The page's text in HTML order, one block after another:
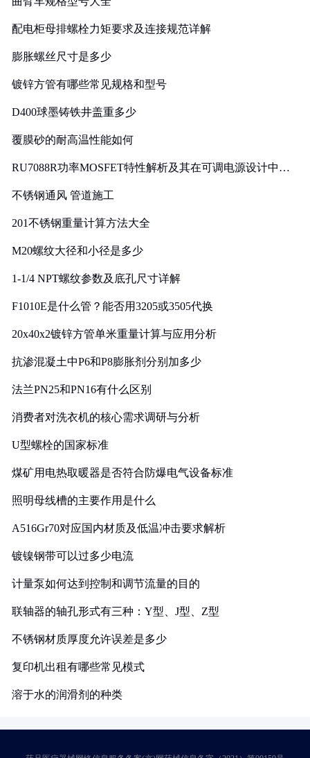
配电柜母排螺栓力矩要求及连接规范详解
膨胀螺丝尺寸是多少
镀锌方管有哪些常见规格和型号
D400球墨铸铁井盖重多少
覆膜砂的耐高温性能如何
RU7088R功率MOSFET特性解析及其在可调电源设计中的
不锈钢通风 管道施工
201不锈钢重量计算方法大全
M20螺纹大径和小径是多少
1-1/4 NPT螺纹参数及底孔尺寸详解
F1010E是什么管？能否用3205或3505代换
20x40x2镀锌方管单米重量计算与应用分析
抗渗混凝土中P6和P8膨胀剂分别加多少
法兰PN25和PN16有什么区别
消费者对洗衣机的核心需求调研与分析
U型螺栓的国家标准
煤矿用电热取暖器是否符合防爆电气设备标准
照明母线槽的主要作用是什么
A516Gr70对应国内材质及低温冲击要求解析
镀镍钢带可以过多少电流
计量泵如何达到控制和调节流量的目的
联轴器的轴孔形式有三种：Y型、J型、Z型
不锈钢材质厚度允许误差是多少
复印机出租有哪些常见模式
溶于水的润滑剂的种类